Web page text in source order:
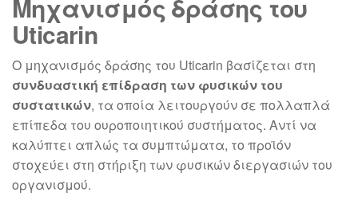
Μηχανισμός δράσης του
Uticarin
Ο μηχανισμός δράσης του Uticarin βασίζεται στη
συνδυαστική επίδραση των φυσικών του
συστατικών, τα οποία λειτουργούν σε πολλαπλά
επίπεδα του ουροποιητικού συστήματος. Αντί να
καλύπτει απλώς τα συμπτώματα, το προϊόν
στοχεύει στη στήριξη των φυσικών διεργασιών του
οργανισμού.